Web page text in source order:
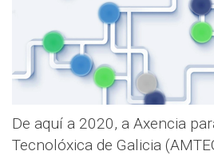
De aquí a 2020, a Axencia
Tecnolóxica de Galicia